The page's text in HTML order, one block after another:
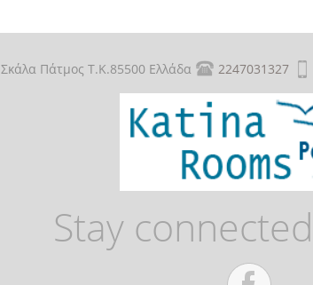
Σκάλα Πάτμος Τ.Κ.85500 Ελλάδα 2247031327
Stay